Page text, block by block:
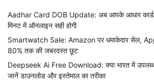
Aadhar Card DOB Update: अब आपके आधार कार्ड
मिनट में ऑनलाइन सही होगी
Smartwatch Sale: Amazon पर धमाकेदार सेल,
80% तक की जबरदस्त छूट
Deepseek Ai Free Download: क्या भारत में
जानें डाउनलोड और इस्तेमाल का तरीका